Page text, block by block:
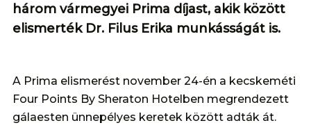
három vármegyei Prima díjast, akik között
elismerték Dr. Filus Erika munkásságát is.
A Prima elismerést november 24-én a kecskeméti
Four Points By Sheraton Hotelben megrendezett
gálaesten ünnepélyes keretek között adták át.